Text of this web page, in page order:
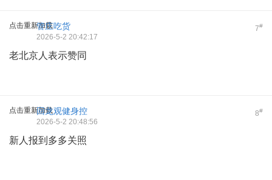
点击重新加载 7#
管庄吃货
2026-5-2 20:42:17
老北京人表示赞同
点击重新加载 8#
回龙观健身控
2026-5-2 20:48:56
新人报到多多关照